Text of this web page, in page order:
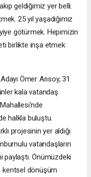
geldiğimiz yer belli.
25 yıl yaşadığımız
götürmek. Hepimizin
birlikte inşa etmek
Ömer Arısoy, 31
kala vatandaş
halkla buluştu.
projesinin yer aldığı
vatandaşların
paylaştı. Önümüzdeki
kentsel dönüşüm